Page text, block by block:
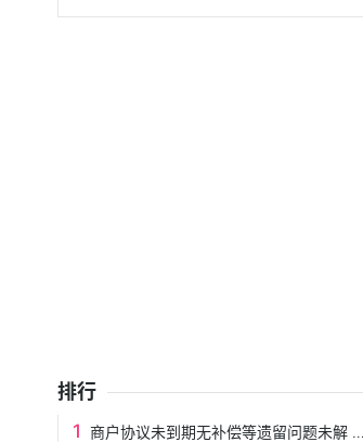
排行
商户协议未到期无补偿等遗留问题未解 乐多港正式闭店